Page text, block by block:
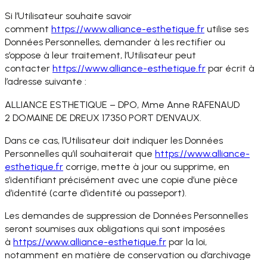
Si l’Utilisateur souhaite savoir
comment https://www.alliance-esthetique.fr utilise ses
Données Personnelles, demander à les rectifier ou
s’oppose à leur traitement, l’Utilisateur peut
contacter https://www.alliance-esthetique.fr par écrit à
l’adresse suivante :
ALLIANCE ESTHETIQUE – DPO, Mme Anne RAFENAUD
2 DOMAINE DE DREUX 17350 PORT D’ENVAUX.
Dans ce cas, l’Utilisateur doit indiquer les Données
Personnelles qu’il souhaiterait que https://www.alliance-
esthetique.fr corrige, mette à jour ou supprime, en
s’identifiant précisément avec une copie d’une pièce
d’identité (carte d’identité ou passeport).
Les demandes de suppression de Données Personnelles
seront soumises aux obligations qui sont imposées
à https://www.alliance-esthetique.fr par la loi,
notamment en matière de conservation ou d’archivage